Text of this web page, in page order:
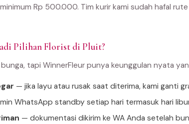
Rp 500.000. Tim kurir kami sudah hafal
Pilihan Florist di Pluit?
tapi WinnerFleur punya keunggulan nyata
— jika layu atau rusak saat diterima, kami ganti
WhatsApp standby setiap hari termasuk hari
— dokumentasi dikirim ke WA Anda setelah